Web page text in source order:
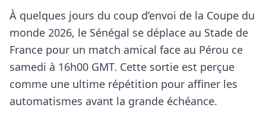
À quelques jours du coup d’envoi de la Coupe du
monde 2026, le Sénégal se déplace au Stade de
France pour un match amical face au Pérou ce
samedi à 16h00 GMT. Cette sortie est perçue
comme une ultime répétition pour affiner les
automatismes avant la grande échéance.